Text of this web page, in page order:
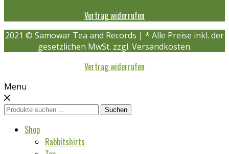
Vertrag widerrufen
2021 © Samowar Tea and Records | * Alle Preise inkl. der
gesetzlichen MwSt. zzgl. Versandkosten.
Vertrag widerrufen
Menu
Suchen
Suchen
Shop
Rabbitshirts